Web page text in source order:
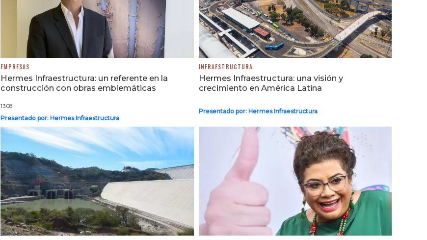
EMPRESAS
Hermes Infraestructura: un referente en la
construcción con obras emblemáticas
13:08
Presentado por: Hermes Infraestructura
INFRAESTRUCTURA
Hermes Infraestructura: una visión y
crecimiento en América Latina
Presentado por: Hermes Infraestructura